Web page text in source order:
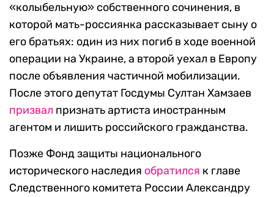
«колыбельную» собственного сочинения, в
которой мать-россиянка рассказывает сыну о
его братьях: один из них погиб в ходе военной
операции на Украине, а второй уехал в Европу
после объявления частичной мобилизации.
После этого депутат Госдумы Султан Хамзаев
призвал признать артиста иностранным
агентом и лишить российского гражданства.
Позже Фонд защиты национального
исторического наследия обратился к главе
Следственного комитета России Александру